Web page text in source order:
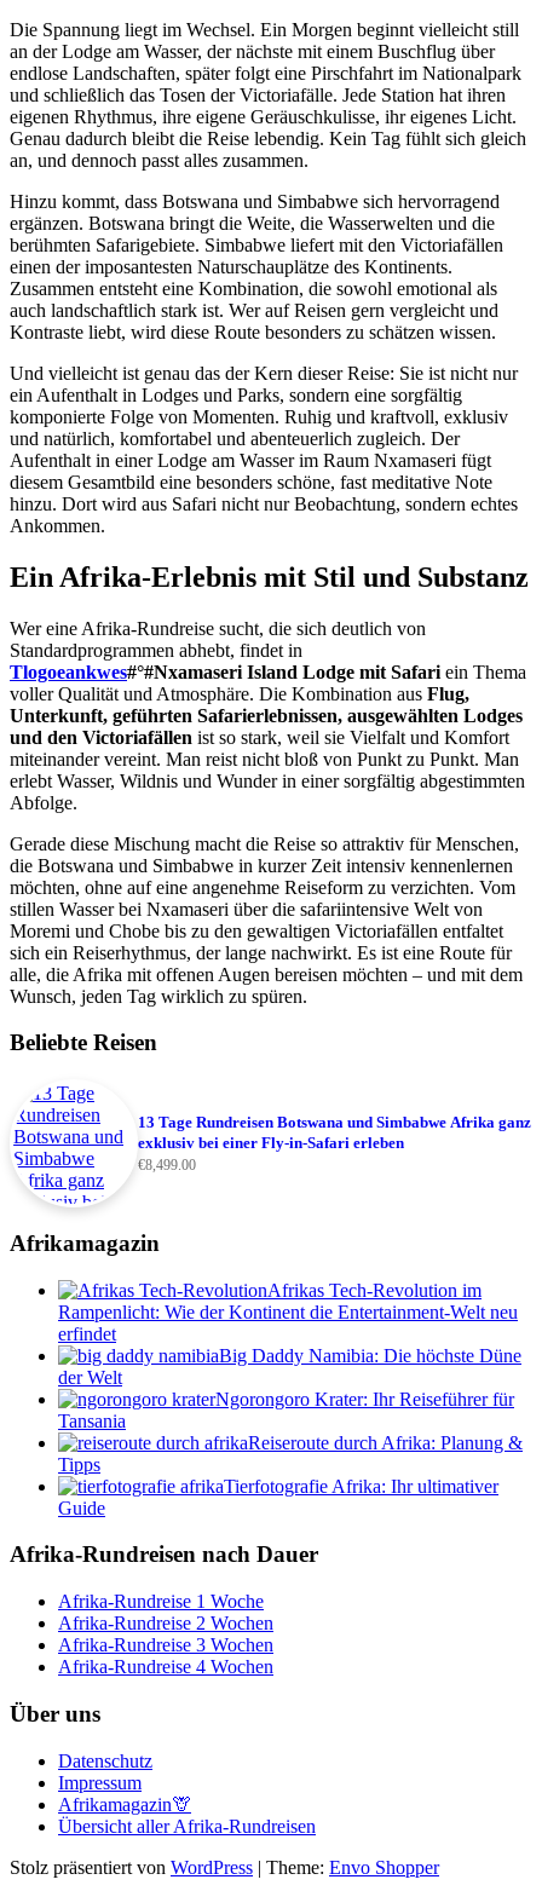
Die Spannung liegt im Wechsel. Ein Morgen beginnt vielleicht still
an der Lodge am Wasser, der nächste mit einem Buschflug über
endlose Landschaften, später folgt eine Pirschfahrt im Nationalpark
und schließlich das Tosen der Victoriafälle. Jede Station hat ihren
eigenen Rhythmus, ihre eigene Geräuschkulisse, ihr eigenes Licht.
Genau dadurch bleibt die Reise lebendig. Kein Tag fühlt sich gleich
an, und dennoch passt alles zusammen.
Hinzu kommt, dass Botswana und Simbabwe sich hervorragend
ergänzen. Botswana bringt die Weite, die Wasserwelten und die
berühmten Safarigebiete. Simbabwe liefert mit den Victoriafällen
einen der imposantesten Naturschauplätze des Kontinents.
Zusammen entsteht eine Kombination, die sowohl emotional als
auch landschaftlich stark ist. Wer auf Reisen gern vergleicht und
Kontraste liebt, wird diese Route besonders zu schätzen wissen.
Und vielleicht ist genau das der Kern dieser Reise: Sie ist nicht nur
ein Aufenthalt in Lodges und Parks, sondern eine sorgfältig
komponierte Folge von Momenten. Ruhig und kraftvoll, exklusiv
und natürlich, komfortabel und abenteuerlich zugleich. Der
Aufenthalt in einer Lodge am Wasser im Raum Nxamaseri fügt
diesem Gesamtbild eine besonders schöne, fast meditative Note
hinzu. Dort wird aus Safari nicht nur Beobachtung, sondern echtes
Ankommen.
Ein Afrika-Erlebnis mit Stil und Substanz
Wer eine Afrika-Rundreise sucht, die sich deutlich von
Standardprogrammen abhebt, findet in
Tlogoeankwes#°#Nxamaseri Island Lodge mit Safari ein Thema
voller Qualität und Atmosphäre. Die Kombination aus Flug,
Unterkunft, geführten Safarierlebnissen, ausgewählten Lodges
und den Victoriafällen ist so stark, weil sie Vielfalt und Komfort
miteinander vereint. Man reist nicht bloß von Punkt zu Punkt. Man
erlebt Wasser, Wildnis und Wunder in einer sorgfältig abgestimmten
Abfolge.
Gerade diese Mischung macht die Reise so attraktiv für Menschen,
die Botswana und Simbabwe in kurzer Zeit intensiv kennenlernen
möchten, ohne auf eine angenehme Reiseform zu verzichten. Vom
stillen Wasser bei Nxamaseri über die safariintensive Welt von
Moremi und Chobe bis zu den gewaltigen Victoriafällen entfaltet
sich ein Reiserhythmus, der lange nachwirkt. Es ist eine Route für
alle, die Afrika mit offenen Augen bereisen möchten – und mit dem
Wunsch, jeden Tag wirklich zu spüren.
Beliebte Reisen
13 Tage Rundreisen Botswana und Simbabwe Afrika ganz
exklusiv bei einer Fly-in-Safari erleben
€8,499.00
Afrikamagazin
Afrikas Tech-Revolution im
Rampenlicht: Wie der Kontinent die Entertainment-Welt neu
erfindet
Big Daddy Namibia: Die höchste Düne
der Welt
Ngorongoro Krater: Ihr Reiseführer für
Tansania
Reiseroute durch Afrika: Planung &
Tipps
Tierfotografie Afrika: Ihr ultimativer
Guide
Afrika-Rundreisen nach Dauer
Afrika-Rundreise 1 Woche
Afrika-Rundreise 2 Wochen
Afrika-Rundreise 3 Wochen
Afrika-Rundreise 4 Wochen
Über uns
Datenschutz
Impressum
Afrikamagazin🦒
Übersicht aller Afrika-Rundreisen
Stolz präsentiert von WordPress | Theme: Envo Shopper